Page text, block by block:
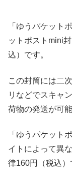
「ゆうパケット
ットポストmini
込）です。
この封筒には二
リなどでスキャ
荷物の発送が可
「ゆうパケット
イトによって異
律160円（税込）